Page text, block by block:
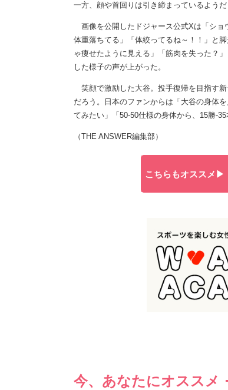
一方、顔や首回りは引き締まっているようだ
画像を公開したドジャース公式Xは「ショ
体重落ちてる」「体絞ってるね～！！」と
ゃ痩せたように見える」「筋肉を失った？
した様子の声が上がった。
笑顔で激励した大谷。投手復帰を目指す
だろう。日本のファンからは「大谷の身体
てみたい」「50-50仕様の身体から、15勝-
（THE ANSWER編集部）
こちらもオススメ▶︎
今、あなたにオススメ